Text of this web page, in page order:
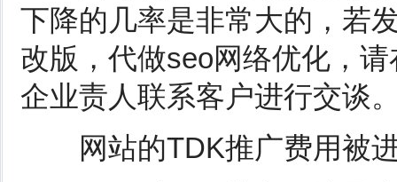
下降的几率是非常大的，若
改版，代做seo网络优化，
企业责人联系客户进行交谈
网站的TDK推广费用被